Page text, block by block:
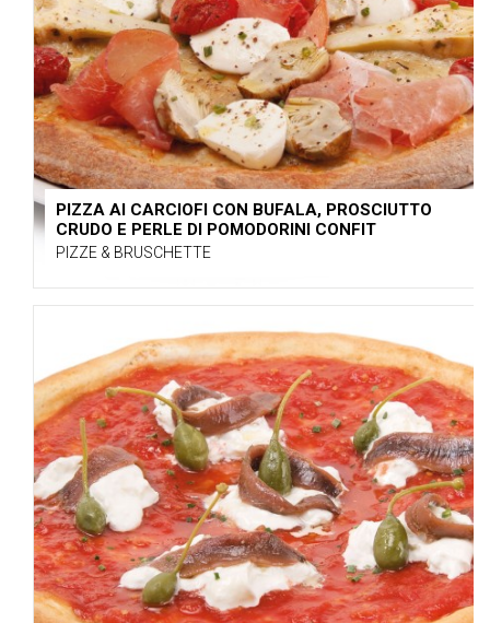
PIZZA AI CARCIOFI CON BUFALA, PROSCIUTTO
CRUDO E PERLE DI POMODORINI CONFIT
PIZZE & BRUSCHETTE